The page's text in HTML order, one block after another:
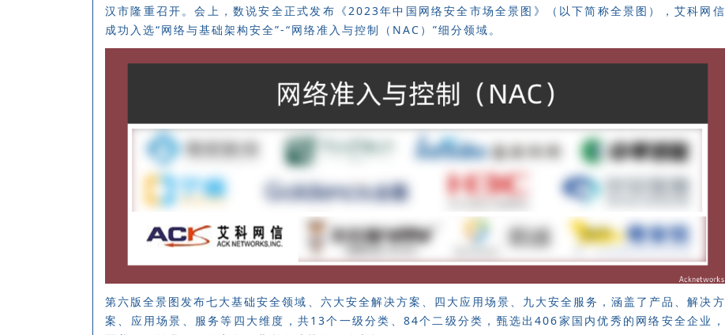
汉市隆重召开。会上，数说安全正式发布《2023年中国网络安全市场全景图》（以下简称全景图），艾科网信
成功入选“网络与基础架构安全”-“网络准入与控制（NAC）”细分领域。
第六版全景图发布七大基础安全领域、六大安全解决方案、四大应用场景、九大安全服务，涵盖了产品、解决方
案、应用场景、服务等四大维度，共13个一级分类、84个二级分类，甄选出406家国内优秀的网络安全企业，